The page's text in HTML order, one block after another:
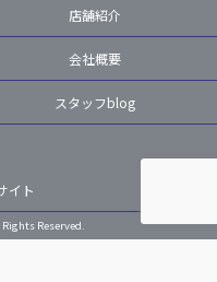
店舗紹介
会社概要
スタッフblog
イト
Reserved.